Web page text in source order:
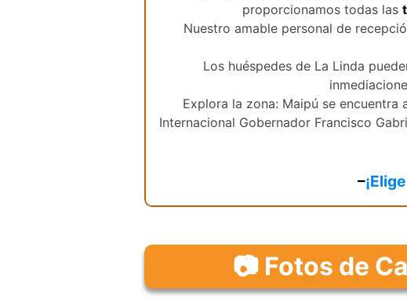
proporcionamos todas las
Nuestro amable personal de
Los huéspedes de La Linda
Explora la zona: Maipú se
Internacional Gobernador Francisco
–
📷 Fotos de